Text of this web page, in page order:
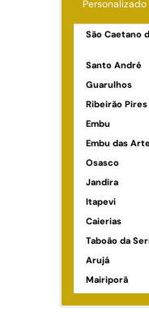
Personalizado
São Caetano
Santo André
Guarulhos
Ribeirão Pires
Embu
Embu das
Osasco
Jandira
Itapevi
Caierias
Taboão da
Arujá
Mairiporã